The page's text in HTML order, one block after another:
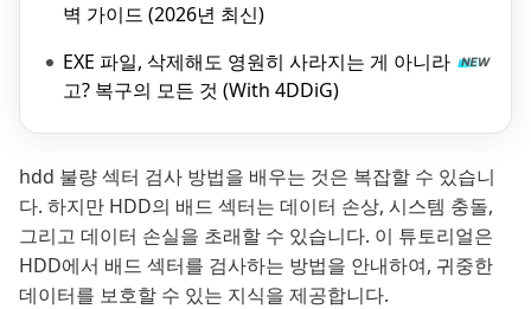
벽 가이드 (2026년 최신)
EXE 파일, 삭제해도 영원히 사라지는 게 아니라
고? 복구의 모든 것 (With 4DDiG)
hdd 불량 섹터 검사 방법을 배우는 것은 복잡할 수 있습니
다. 하지만 HDD의 배드 섹터는 데이터 손상, 시스템 충돌,
그리고 데이터 손실을 초래할 수 있습니다. 이 튜토리얼은
HDD에서 배드 섹터를 검사하는 방법을 안내하여, 귀중한
데이터를 보호할 수 있는 지식을 제공합니다.